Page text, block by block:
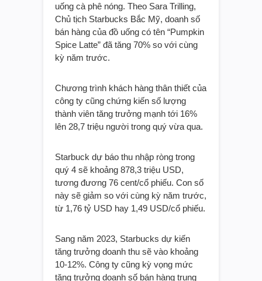
uống cà phê nóng. Theo Sara Trilling,
Chủ tịch Starbucks Bắc Mỹ, doanh số
bán hàng của đồ uống có tên “Pumpkin
Spice Latte” đã tăng 70% so với cùng
kỳ năm trước.
Chương trình khách hàng thân thiết của
công ty cũng chứng kiến ​​số lượng
thành viên tăng trưởng mạnh tới 16%
lên 28,7 triệu người trong quý vừa qua.
Starbuck dự báo thu nhập ròng trong
quý 4 sẽ khoảng 878,3 triệu USD,
tương đương 76 cent/cổ phiếu. Con số
này sẽ giảm so với cùng kỳ năm trước,
từ 1,76 tỷ USD hay 1,49 USD/cổ phiếu.
Sang năm 2023, Starbucks dự kiến ​​
tăng trưởng doanh thu sẽ vào khoảng
10-12%. Công ty cũng kỳ vọng mức
tăng trưởng doanh số bán hàng trung